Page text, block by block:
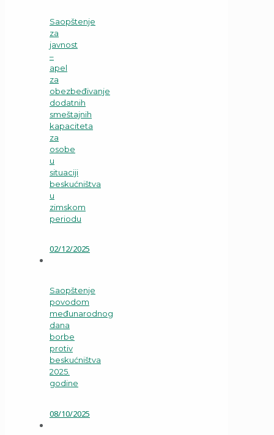
Saopštenje
za
javnost
–
apel
za
obezbeđivanje
dodatnih
smeštajnih
kapaciteta
za
osobe
u
situaciji
beskućništva
u
zimskom
periodu
02/12/2025
Saopštenje
povodom
međunarodnog
dana
borbe
protiv
beskućništva
2025.
godine
08/10/2025